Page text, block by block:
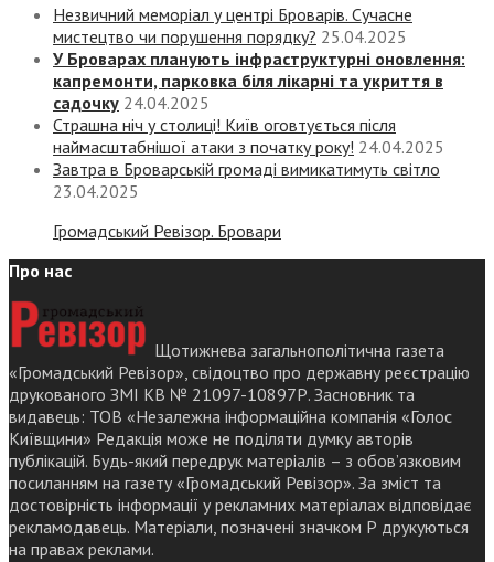
Незвичний меморіал у центрі Броварів. Сучасне
мистецтво чи порушення порядку? 25.04.2025
У Броварах планують інфраструктурні оновлення:
капремонти, парковка біля лікарні та укриття в
садочку 24.04.2025
Страшна ніч у столиці! Київ оговтується після
наймасштабнішої атаки з початку року! 24.04.2025
Завтра в Броварській громаді вимикатимуть світло
23.04.2025
Громадський Ревізор. Бровари
Про нас
Щотижнева загальнополітична газета
«Громадський Ревізор», свідоцтво про державну реєстрацію
друкованого ЗМІ КВ № 21097-10897Р. Засновник та
видавець: ТОВ «Незалежна інформаційна компанія «Голос
Київщини» Редакція може не поділяти думку авторів
публікацій. Будь-який передрук матеріалів – з обов’язковим
посиланням на газету «Громадський Ревізор». За зміст та
достовірність інформації у рекламних матеріалах відповідає
рекламодавець. Матеріали, позначені значком Р друкуються
на правах реклами.